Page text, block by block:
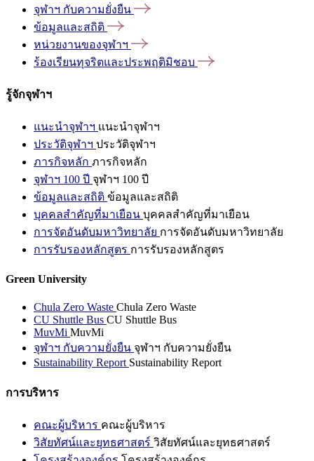
จุฬาฯ กับความยั่งยืน
ข้อมูลและสถิติ
หน่วยงานของจุฬาฯ
ร้องเรียนทุจริตและประพฤติมิชอบ
รู้จักจุฬาฯ
แนะนำจุฬาฯ แนะนำจุฬาฯ
ประวัติจุฬาฯ ประวัติจุฬาฯ
ภารกิจหลัก ภารกิจหลัก
จุฬาฯ 100 ปี จุฬาฯ 100 ปี
ข้อมูลและสถิติ ข้อมูลและสถิติ
บุคคลสำคัญที่มาเยือน บุคคลสำคัญที่มาเยือน
การจัดอันดับมหาวิทยาลัย การจัดอันดับมหาวิทยาลัย
การรับรองหลักสูตร การรับรองหลักสูตร
Green University
Chula Zero Waste Chula Zero Waste
CU Shuttle Bus CU Shuttle Bus
MuvMi MuvMi
จุฬาฯ กับความยั่งยืน จุฬาฯ กับความยั่งยืน
Sustainability Report Sustainability Report
การบริหาร
คณะผู้บริหาร คณะผู้บริหาร
วิสัยทัศน์และยุทธศาสตร์ วิสัยทัศน์และยุทธศาสตร์